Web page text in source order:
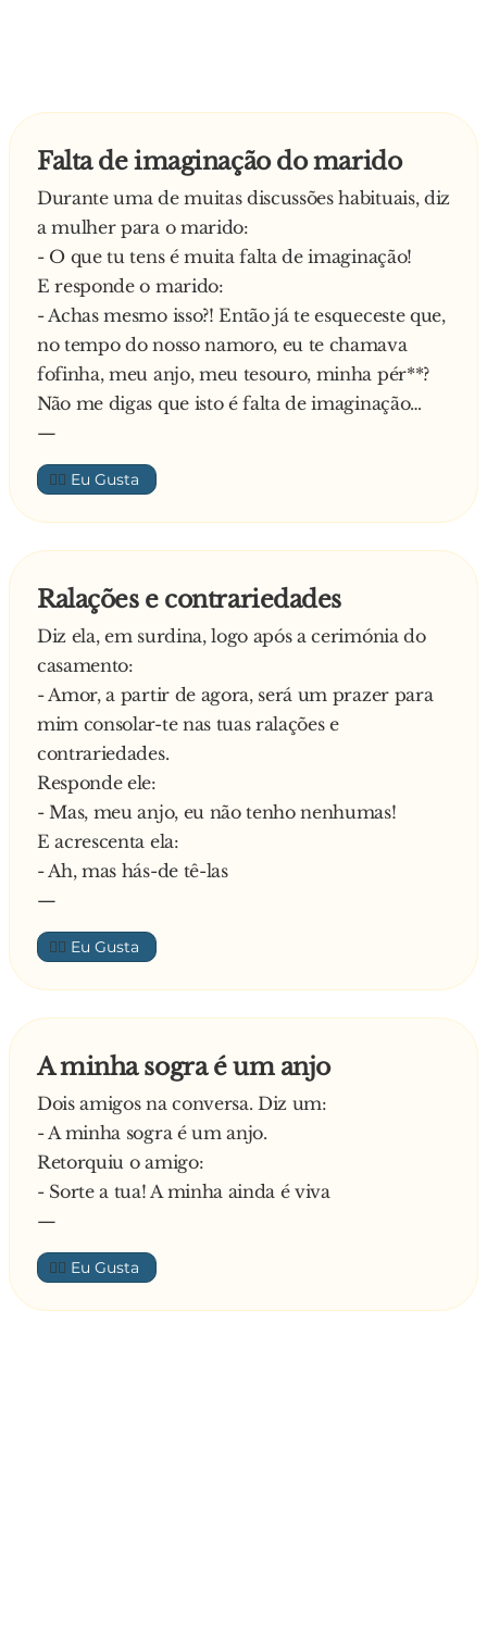
Falta de imaginação do marido
Durante uma de muitas discussões habituais, diz
a mulher para o marido:
- O que tu tens é muita falta de imaginação!
E responde o marido:
- Achas mesmo isso?! Então já te esqueceste que,
no tempo do nosso namoro, eu te chamava
fofinha, meu anjo, meu tesouro, minha pér**?
Não me digas que isto é falta de imaginação…
—
👍🏼
Ralações e contrariedades
Diz ela, em surdina, logo após a cerimónia do
casamento:
- Amor, a partir de agora, será um prazer para
mim consolar-te nas tuas ralações e
contrariedades.
Responde ele:
- Mas, meu anjo, eu não tenho nenhumas!
E acrescenta ela:
- Ah, mas hás-de tê-las
—
👍🏼
A minha sogra é um anjo
Dois amigos na conversa. Diz um:
- A minha sogra é um anjo.
Retorquiu o amigo:
- Sorte a tua! A minha ainda é viva
—
👍🏼